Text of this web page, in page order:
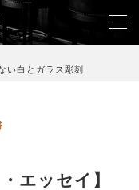
い白とガラス彫刻
エッセイ】